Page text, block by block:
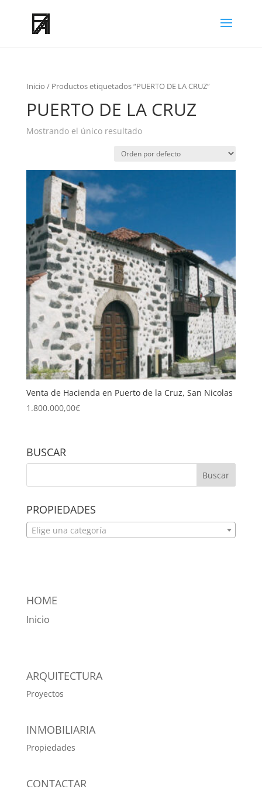
Inicio / Productos etiquetados “PUERTO DE LA CRUZ”
PUERTO DE LA CRUZ
Mostrando el único resultado
Venta de Hacienda en Puerto de la Cruz, San Nicolas
1.800.000,00€
BUSCAR
PROPIEDADES
Elige una categoría
HOME
Inicio
ARQUITECTURA
Proyectos
INMOBILIARIA
Propiedades
CONTACTAR